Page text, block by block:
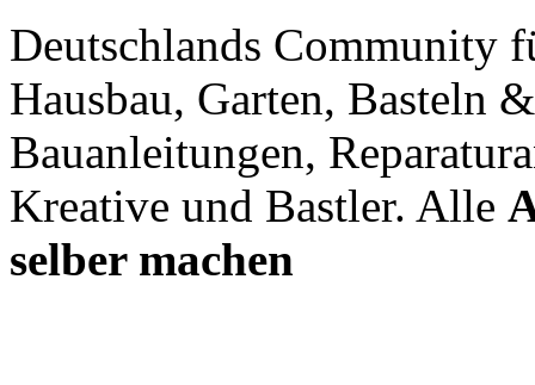
Deutschlands Community
Hausbau, Garten, Basteln
Bauanleitungen,
Kreative und Bastler. Alle
selber machen